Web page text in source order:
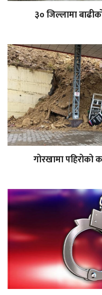
३० जिल्लामा
गोरखामा पहिरोको